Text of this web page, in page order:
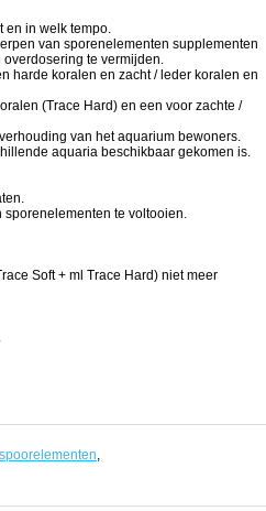
en in welk tempo.
van sporenelementen supplementen
te vermijden.
harde koralen en zacht / leder koralen en
(Trace Hard) en een voor zachte /
van het aquarium bewoners.
aquaria beschikbaar gekomen is.
te voltooien.
Soft + ml Trace Hard) niet meer
spoorelementen,